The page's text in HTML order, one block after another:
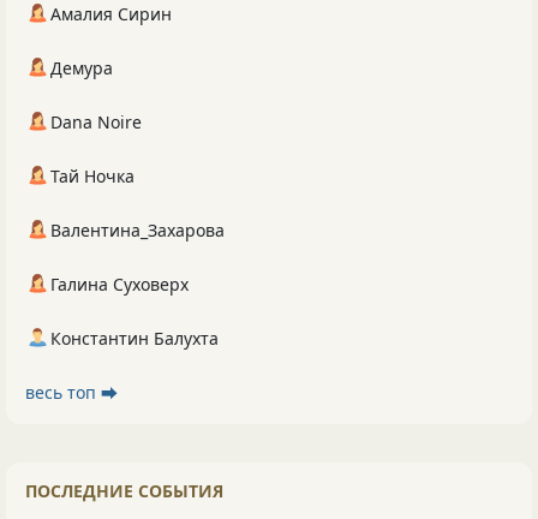
Амалия Сирин
Демура
Dana Noire
Тай Ночка
Валентина_Захарова
Галина Суховерх
Константин Балухта
весь топ ⮕
ПОСЛЕДНИЕ СОБЫТИЯ